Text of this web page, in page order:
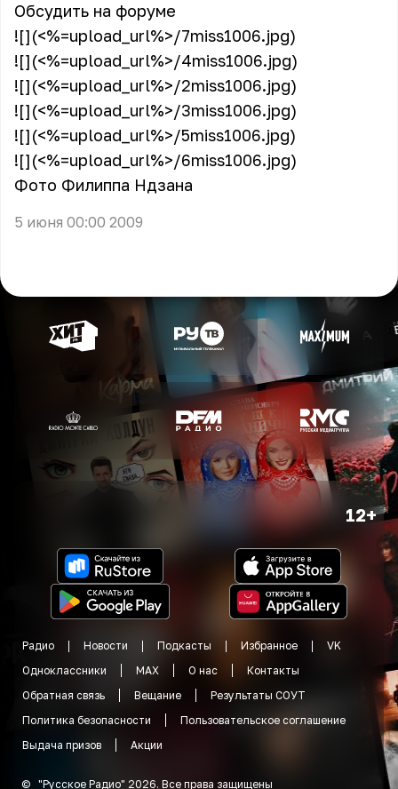
Обсудить на форуме
![](<%=upload_url%>/7miss1006.jpg)
![](<%=upload_url%>/4miss1006.jpg)
![](<%=upload_url%>/2miss1006.jpg)
![](<%=upload_url%>/3miss1006.jpg)
![](<%=upload_url%>/5miss1006.jpg)
![](<%=upload_url%>/6miss1006.jpg)
Фото Филиппа Ндзана
5 июня 00:00 2009
12+
Радио Новости Подкасты Избранное
VK
Одноклассники
MAX О нас
Контакты
Обратная связь
Вещание
Результаты СОУТ
Политика безопасности
Пользовательское соглашение
Выдача призов
Акции
© "Русское Радио" 2026. Все права защищены